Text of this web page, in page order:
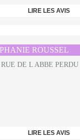
LIRE LES AVIS
ROUSSEL
DE L ABBE PERDU
LIRE LES AVIS